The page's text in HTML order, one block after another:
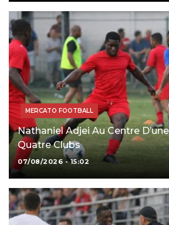
MERCATO FOOTBALL
Nathaniel Adjei Au Centre
Quatre Clubs
07/08/2026 - 15:02